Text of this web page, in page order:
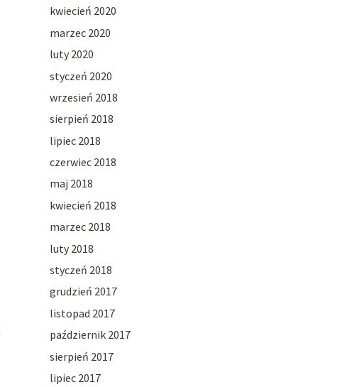
kwiecień 2020
marzec 2020
luty 2020
styczeń 2020
wrzesień 2018
sierpień 2018
lipiec 2018
czerwiec 2018
maj 2018
kwiecień 2018
marzec 2018
luty 2018
styczeń 2018
grudzień 2017
listopad 2017
październik 2017
sierpień 2017
lipiec 2017